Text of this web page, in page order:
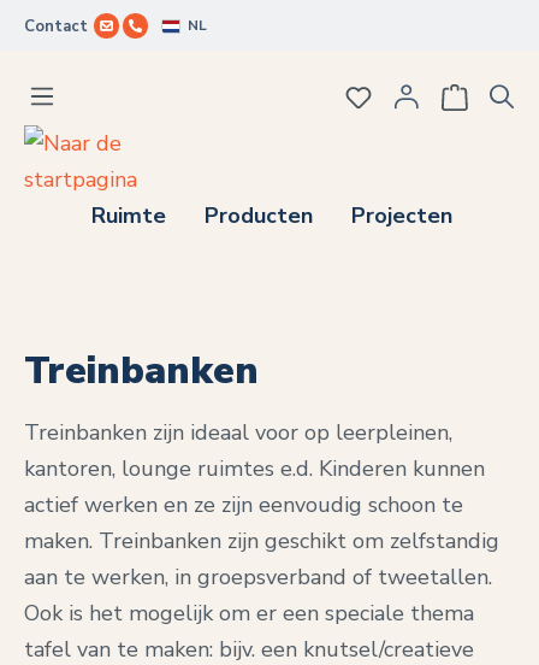
Ga naar de hoofdinhoud
Contact NL
Ruimte Producten Projecten
Je hebt 0 items
Treinbanken
Treinbanken zijn ideaal voor op leerpleinen,
kantoren, lounge ruimtes e.d. Kinderen kunnen
actief werken en ze zijn eenvoudig schoon te
maken. Treinbanken zijn geschikt om zelfstandig
aan te werken, in groepsverband of tweetallen.
Ook is het mogelijk om er een speciale thema
tafel van te maken: bijv. een knutsel/creatieve